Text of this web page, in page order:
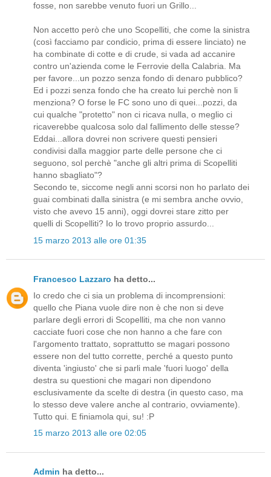
fosse, non sarebbe venuto fuori un Grillo...
Non accetto però che uno Scopelliti, che come la sinistra
(così facciamo par condicio, prima di essere linciato) ne
ha combinate di cotte e di crude, si vada ad accanire
contro un'azienda come le Ferrovie della Calabria. Ma
per favore...un pozzo senza fondo di denaro pubblico?
Ed i pozzi senza fondo che ha creato lui perchè non li
menziona? O forse le FC sono uno di quei...pozzi, da
cui qualche "protetto" non ci ricava nulla, o meglio ci
ricaverebbe qualcosa solo dal fallimento delle stesse?
Eddai...allora dovrei non scrivere questi pensieri
condivisi dalla maggior parte delle persone che ci
seguono, sol perchè "anche gli altri prima di Scopelliti
hanno sbagliato"?
Secondo te, siccome negli anni scorsi non ho parlato dei
guai combinati dalla sinistra (e mi sembra anche ovvio,
visto che avevo 15 anni), oggi dovrei stare zitto per
quelli di Scopelliti? Io lo trovo proprio assurdo...
15 marzo 2013 alle ore 01:35
Francesco Lazzaro ha detto...
Io credo che ci sia un problema di incomprensioni:
quello che Piana vuole dire non è che non si deve
parlare degli errori di Scopelliti, ma che non vanno
cacciate fuori cose che non hanno a che fare con
l'argomento trattato, soprattutto se magari possono
essere non del tutto corrette, perché a questo punto
diventa 'ingiusto' che si parli male 'fuori luogo' della
destra su questioni che magari non dipendono
esclusivamente da scelte di destra (in questo caso, ma
lo stesso deve valere anche al contrario, ovviamente).
Tutto qui. E finiamola qui, su! :P
15 marzo 2013 alle ore 02:05
Admin ha detto...